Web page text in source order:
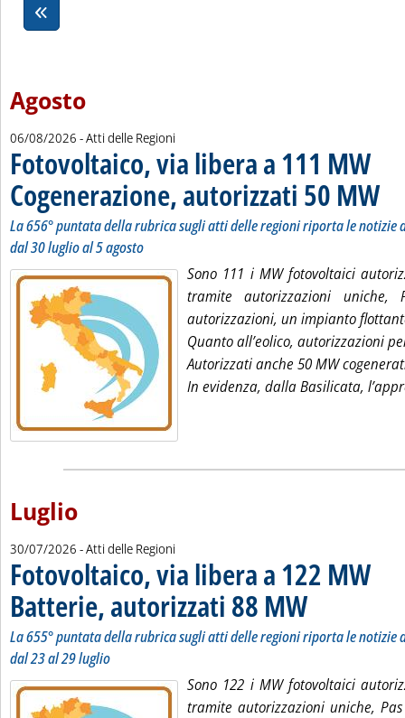
Agosto
06/08/2026 - Atti delle Regioni
Fotovoltaico, via libera a 111 MW
Cogenerazione, autorizzati 50 MW..
La 656° puntata della rubrica sugli atti delle regioni riporta le
dal 30 luglio al 5 agosto
Sono 111 i MW fotovoltaici
tramite autorizzazioni
autorizzazioni, un impianto
Quanto all’eolico, autorizzazioni
Autorizzati anche 50 MW
In evidenza, dalla Basilicata,
Luglio
30/07/2026 - Atti delle Regioni
Fotovoltaico, via libera a 122 MW
Batterie, autorizzati 88 MW. Sottotitolo: La 655°
. Pubblicata giovedì
La 655° puntata della rubrica sugli atti delle regioni riporta le
dal 23 al 29 luglio
Sono 122 i MW fotovoltaici
tramite autorizzazioni uniche,